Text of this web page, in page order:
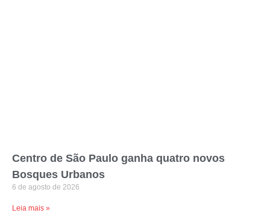
Centro de São Paulo ganha quatro novos
Bosques Urbanos
6 de agosto de 2026
Leia mais »